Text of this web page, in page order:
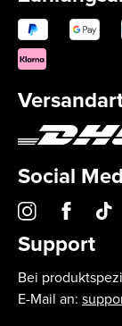
Social
Support
Bei
E-Mail an: